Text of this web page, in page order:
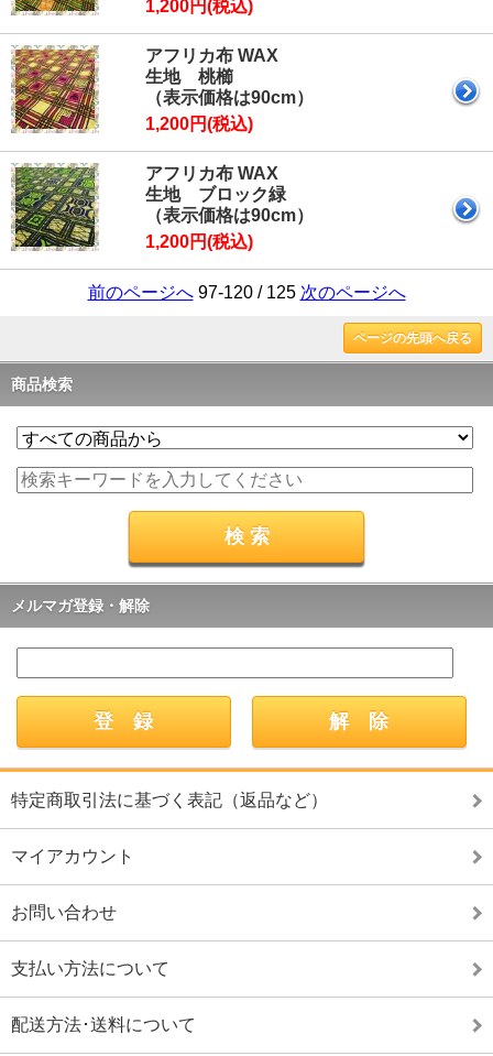
1,200円(税込)
アフリカ布 WAX
生地 桃櫛
（表示価格は90cm）
1,200円(税込)
アフリカ布 WAX
生地 ブロック緑
（表示価格は90cm）
1,200円(税込)
前のページへ97-120 / 125 次のページへ
ページの先頭へ戻る
商品検索
メルマガ登録・解除
特定商取引法に基づく表記（返品など）
マイアカウント
お問い合わせ
支払い方法について
配送方法･送料について